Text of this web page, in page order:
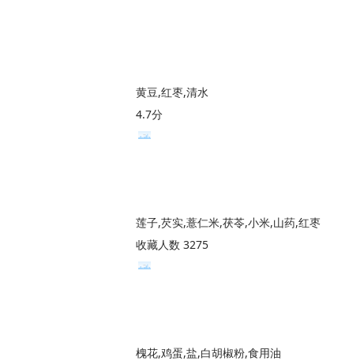
黄豆,红枣,清水
4.7分
莲子,芡实,薏仁米,茯苓,小米,山药,红枣
收藏人数 3275
槐花,鸡蛋,盐,白胡椒粉,食用油